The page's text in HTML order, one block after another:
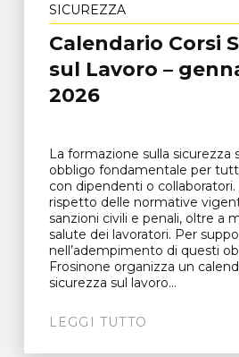
SICUREZZA
Calendario Corsi
sul Lavoro –
2026
La formazione sulla sicurezza
obbligo fondamentale per
con dipendenti o
rispetto delle normative
sanzioni civili e penali, oltre a
salute dei lavoratori. Per
nell’adempimento di questi
Frosinone organizza un
sicurezza sul lavoro...
LEGGI TUTTO